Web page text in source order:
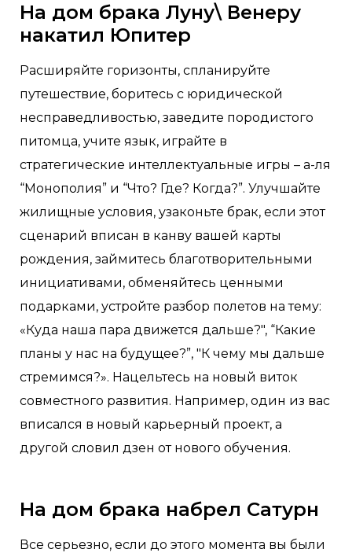
На дом брака Луну\ Венеру
накатил Юпитер
Расширяйте горизонты, спланируйте
путешествие, боритесь с юридической
несправедливостью, заведите породистого
питомца, учите язык, играйте в
стратегические интеллектуальные игры – а-ля
“Монополия” и “Что? Где? Когда?”. Улучшайте
жилищные условия, узаконьте брак, если этот
сценарий вписан в канву вашей карты
рождения, займитесь благотворительными
инициативами, обменяйтесь ценными
подарками, устройте разбор полетов на тему:
«Куда наша пара движется дальше?", “Какие
планы у нас на будущее?”, "К чему мы дальше
стремимся?». Нацельтесь на новый виток
совместного развития. Например, один из вас
вписался в новый карьерный проект, а
другой словил дзен от нового обучения.
На дом брака набрел Сатурн
Все серьезно, если до этого момента вы были